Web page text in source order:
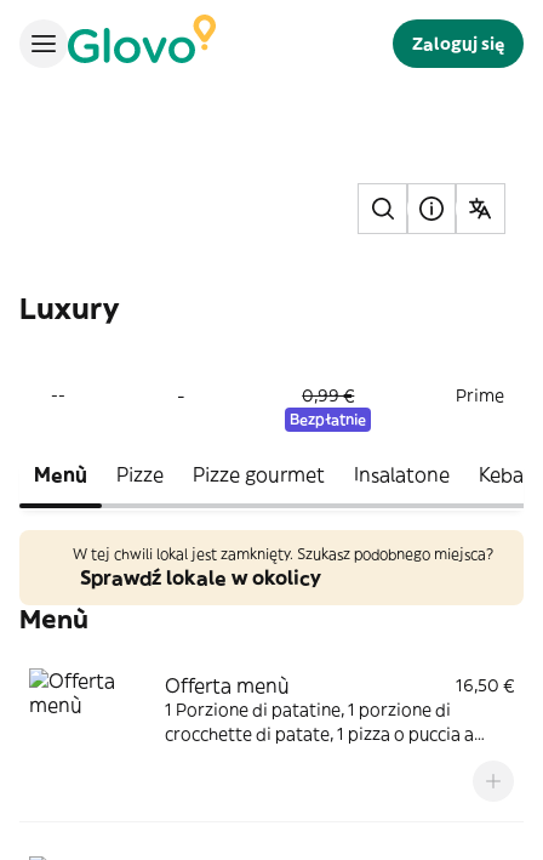
Zaloguj się
Luxury
-- - 0,99 €
Bezpłatnie
Prime
Menù Pizze Pizze gourmet Insalatone Kebab
W tej chwili lokal jest zamknięty. Szukasz podobnego miejsca?
Sprawdź lokale w okolicy
Menù
Offerta menù
16,50 €
1 Porzione di patatine, 1 porzione di
crocchette di patate, 1 pizza o puccia a